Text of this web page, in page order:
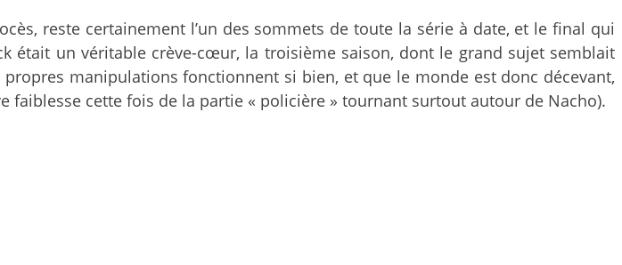
reste certainement l’un des sommets de toute la série à date, et le final qui
était un véritable crève-cœur, la troisième saison, dont le grand sujet semblait
manipulations fonctionnent si bien, et que le monde est donc décevant,
faiblesse cette fois de la partie « policière » tournant surtout autour de Nacho).